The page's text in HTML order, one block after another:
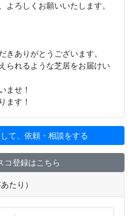
よろしくお願いいたします。
きありがとうございます。
られるような芝居をお届けい
ませ！
ます！
て、依頼・相談をする
コ登録はこちら
たり）